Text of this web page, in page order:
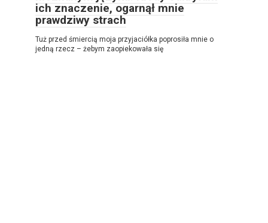
ich znaczenie, ogarnął mnie
prawdziwy strach
Tuż przed śmiercią moja przyjaciółka poprosiła mnie o
jedną rzecz – żebym zaopiekowała się